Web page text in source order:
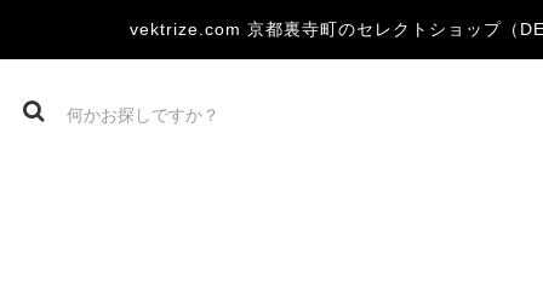
vektrize.com 京都裏寺町のセレクトショップ（